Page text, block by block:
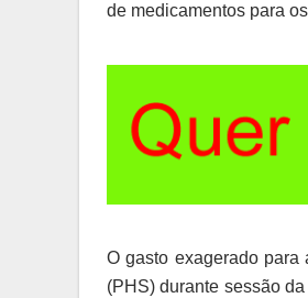
de medicamentos para
O gasto exagerado para
(PHS) durante sessão